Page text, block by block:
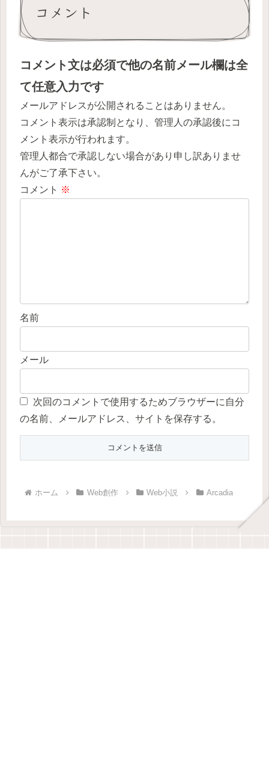
コメント
コメント文は必須で他の名前メール欄は全
て任意入力です
メールアドレスが公開されることはありません。
コメント表示は承認制となり、管理人の承認後にコ
メント表示が行われます。
管理人都合で承認しない場合があり申し訳ありませ
んがご了承下さい。
コメント ※
名前
メール
次回のコメントで使用するためブラウザーに自分
の名前、メールアドレス、サイトを保存する。
ホーム Web創作 Web小説 Arcadia